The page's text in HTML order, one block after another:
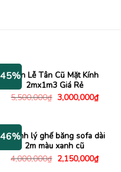
Bàn Lễ Tân Cũ Mặt Kính
2mx1m3 Giá Rẻ
5,500,000₫ Giá
gốc
3,000,000₫Giá
hiện
Thanh lý ghế băng sofa dài
2m màu xanh cũ
4,000,000₫ Giá
gốc
2,150,000₫Giá
hiện